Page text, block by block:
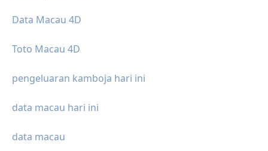
Data Macau 4D
Toto Macau 4D
pengeluaran kamboja hari ini
data macau hari ini
data macau